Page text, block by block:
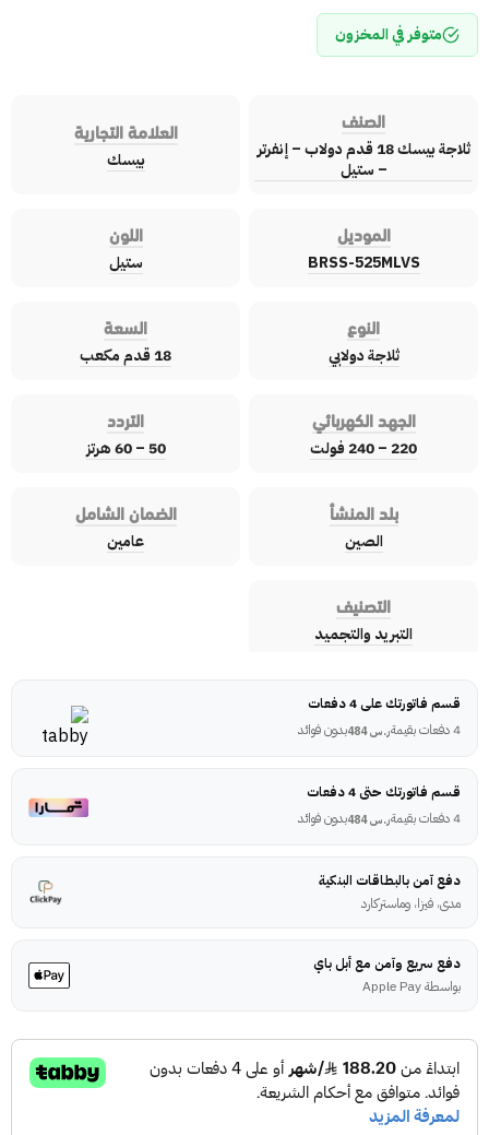
متوفر في المخزون
الصنف
ثلاجة بيسك 18 قدم دولاب – إنفرتر
– ستيل
العلامة التجارية
بيسك
الموديل
BRSS-525MLVS
اللون
ستيل
النوع
ثلاجة دولابي
السعة
18 قدم مكعب
الجهد الكهربائي
220 – 240 فولت
التردد
50 – 60 هرتز
بلد المنشأ
الصين
الضمان الشامل
عامين
التصنيف
التبريد والتجميد
قسم فاتورتك على 4 دفعات
4 دفعات بقيمة
ر.س484 بدون فوائد
قسم فاتورتك حتى 4 دفعات
4 دفعات بقيمة
ر.س484 بدون فوائد
دفع آمن بالبطاقات البنكية
مدى، فيزا، وماستركارد
دفع سريع وآمن مع أبل باي
بواسطة Apple Pay